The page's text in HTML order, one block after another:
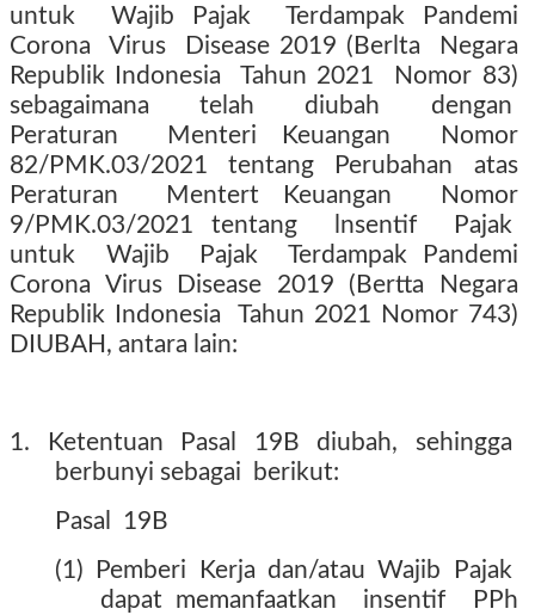
untuk
Wajib Pajak
Terdampak Pandemi
Corona
Virus Disease 2019 (Berlta
Negara
Republik Indonesia
Tahun 2021
Nomor 83)
sebagaimana
telah diubah
dengan
Peraturan
Menteri Keuangan
Nomor
82/PMK.03/2021 tentang Perubahan atas
Peraturan
Mentert Keuangan
Nomor
9/PMK.03/2021 tentang
lnsentif
Pajak
untuk
Wajib Pajak
Terdampak Pandemi
Corona Virus Disease 2019 (Bertta Negara
Republik Indonesia
Tahun 2021 Nomor 743)
DIUBAH, antara lain:
1. Ketentuan Pasal 19B diubah,
sehingga
berbunyi sebagai
berikut:
Pasal
19B
(1)
Pemberi Kerja dan/atau Wajib
Pajak
dapat memanfaatkan
insentif
PPh